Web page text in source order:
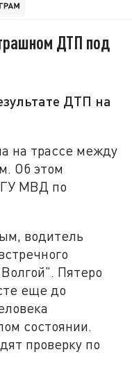
ДТП под
ДТП на
на трассе между
Об этом
МВД по
водитель
Пятеро
еще до
состоянии.
проверку по